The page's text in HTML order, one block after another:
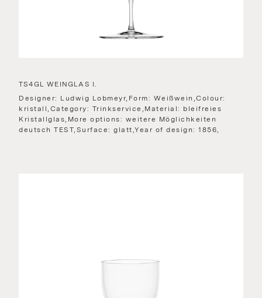
TS4GL WEINGLAS I.
Designer: Ludwig Lobmeyr,Form: Weißwein,Colour:
kristall,Category: Trinkservice,Material: bleifreies
Kristallglas,More options: weitere Möglichkeiten
deutsch TEST,Surface: glatt,Year of design: 1856,